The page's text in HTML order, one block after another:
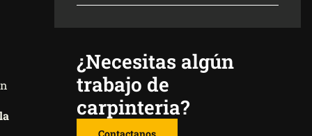
¿Necesitas algún
trabajo de
carpinteria?